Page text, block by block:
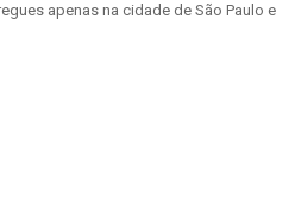
apenas na cidade de São Paulo e